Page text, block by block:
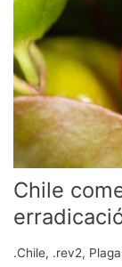
Chile
.Chile, .rev2,
de
mosca
de
la
fruta